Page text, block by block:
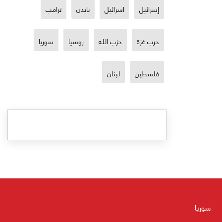
إسرائيل اسرائيل بايدن ترامب
حرب غزة حزب الله روسيا سوريا
فلسطين لبنان
سوريا